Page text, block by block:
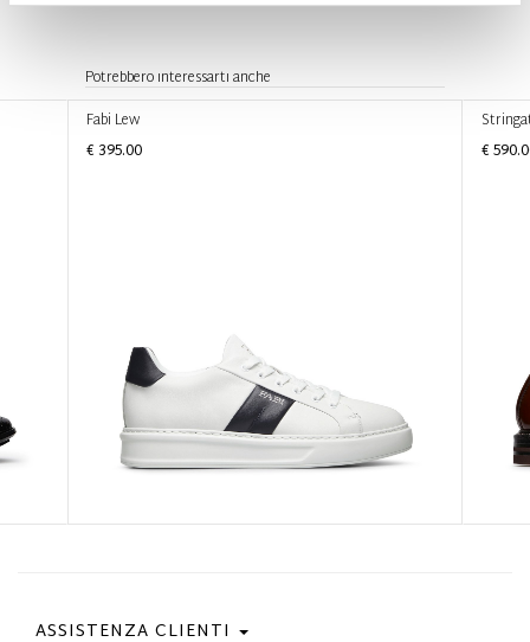
Potrebbero interessarti anche
Fabi Lew
€ 395.00
€
ASSISTENZA CLIENTI